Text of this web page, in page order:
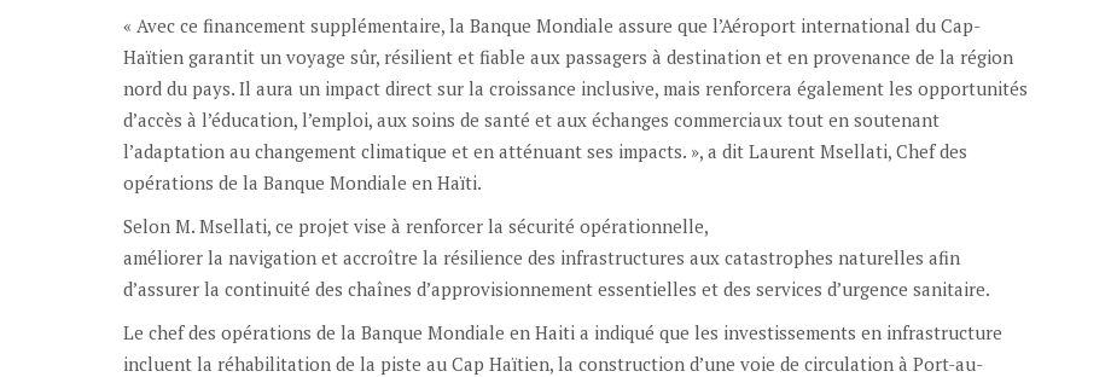
« Avec ce financement supplémentaire, la Banque Mondiale assure que l’Aéroport international du Cap-
Haïtien garantit un voyage sûr, résilient et fiable aux passagers à destination et en provenance de la région
nord du pays. Il aura un impact direct sur la croissance inclusive, mais renforcera également les opportunités
d’accès à l’éducation, l’emploi, aux soins de santé et aux échanges commerciaux tout en soutenant
l’adaptation au changement climatique et en atténuant ses impacts. », a dit Laurent Msellati, Chef des
opérations de la Banque Mondiale en Haïti.
Selon M. Msellati, ce projet vise à renforcer la sécurité opérationnelle,
améliorer la navigation et accroître la résilience des infrastructures aux catastrophes naturelles afin
d’assurer la continuité des chaînes d’approvisionnement essentielles et des services d’urgence sanitaire.
Le chef des opérations de la Banque Mondiale en Haiti a indiqué que les investissements en infrastructure
incluent la réhabilitation de la piste au Cap Haïtien, la construction d’une voie de circulation à Port-au-